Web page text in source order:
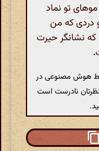
تو نماد
دردی که من
نشانگر حیرت
هوش مصنوعی در
نظرتان نادرست است